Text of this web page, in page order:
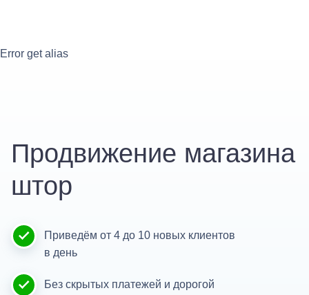
Error get alias
Продвижение магазина
штор
Приведём от 4 до 10 новых клиентов
в день
Без скрытых платежей и дорогой